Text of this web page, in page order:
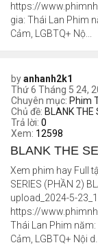
https://
gia: Thái Lan Phim
Cảm, LGBTQ+ Nộ...
byanhanh2k1
Thứ 6 Tháng 5 24,
Chuyên mục: Phim
Chủ đề: BLANK THE
Trả lời: 0
Xem: 12598
BLANK THE
Xem phim hay Full
SERIES (PHẦN 2)
upload_2024-5-
https://
Thái Lan Phim năm:
Cảm, LGBTQ+ Nội d...